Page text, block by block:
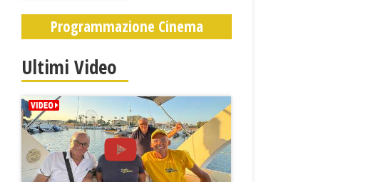
Programmazione Cinema
Ultimi Video